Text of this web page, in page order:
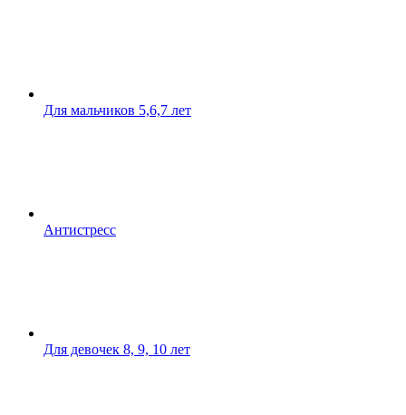
Для мальчиков 5,6,7 лет
Антистресс
Для девочек 8, 9, 10 лет